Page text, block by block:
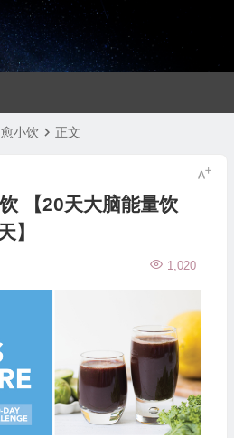
小饮 正文
【20天大脑能量饮
】
1,020